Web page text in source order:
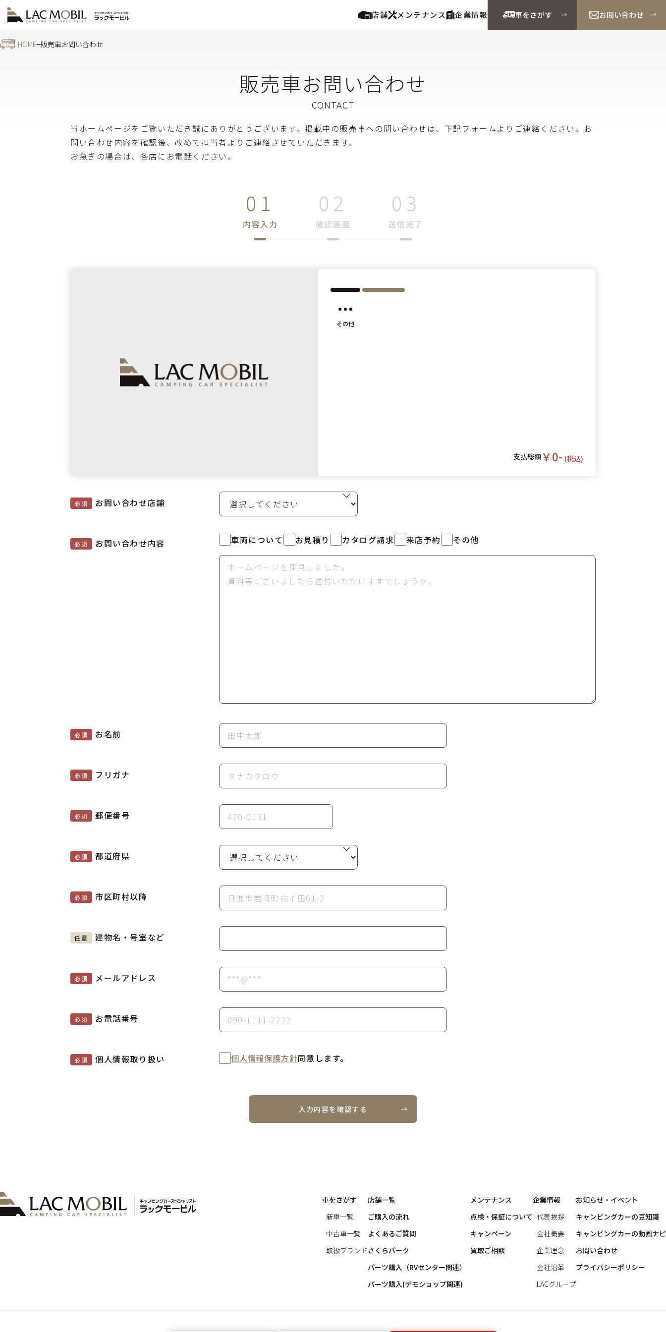
店舗 メンテナンス 企業情報 車をさがす お問い合わせ
HOME 販売車お問い合わせ
販売車お問い合わせ
当ホームページをご覧いただき誠にありがとうございます。掲載中の販売車への問い合わせは、下記フォームよりご連絡ください。お
問い合わせ内容を確認後、改めて担当者よりご連絡させていただきます。
お急ぎの場合は、各店にお電話ください。
内容入力 確認画面 送信完了
その他
支払総額￥0- (税込)
必須 お問い合わせ店舗
必須 お問い合わせ内容 車両について お見積り カタログ請求 来店予約 その他
必須 お名前
必須 フリガナ
必須 郵便番号
必須 都道府県
必須 市区町村以降
任意 建物名・号室など
必須 メールアドレス
必須 お電話番号
必須 個人情報取り扱い 個人情報保護方針同意します。
入力内容を確認する
車をさがす
新車一覧
中古車一覧
取扱ブランド
店舗一覧
ご購入の流れ
よくあるご質問
さくらパーク
パーツ購入（RVセンター関連）
パーツ購入(デモショップ関連)
メンテナンス
点検・保証について
キャンペーン
買取ご相談
企業情報
代表挨拶
会社概要
企業理念
会社沿革
LACグループ
お知らせ・イベント
キャンピングカーの豆知識
キャンピングカーの動画ナビ
お問い合わせ
プライバシーポリシー